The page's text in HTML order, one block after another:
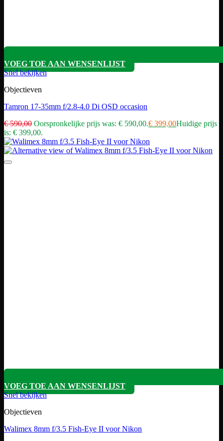
VOEG TOE AAN WENSENLIJST
Snel bekijken
Objectieven
Tamron 17-35mm f/2.8-4.0 Di OSD occasion
€590,00 Oorspronkelijke prijs was: € 590,00.€ 399,00Huidige prijs
is: € 399,00.
VOEG TOE AAN WENSENLIJST
Snel bekijken
Objectieven
Walimex 8mm f/3.5 Fish-Eye II voor Nikon